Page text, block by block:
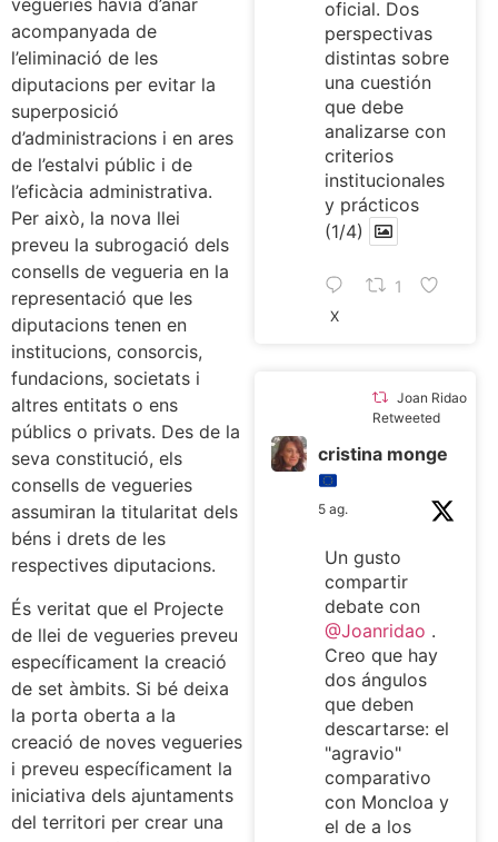
vegueries havia d’anar
acompanyada de
l’eliminació de les
diputacions per evitar la
superposició
d’administracions i en ares
de l’estalvi públic i de
l’eficàcia administrativa.
Per això, la nova llei
preveu la subrogació dels
consells de vegueria en la
representació que les
diputacions tenen en
institucions, consorcis,
fundacions, societats i
altres entitats o ens
públics o privats. Des de la
seva constitució, els
consells de vegueries
assumiran la titularitat dels
béns i drets de les
respectives diputacions.
És veritat que el Projecte
de llei de vegueries preveu
específicament la creació
de set àmbits. Si bé deixa
la porta oberta a la
creació de noves vegueries
i preveu específicament la
iniciativa dels ajuntaments
del territori per crear una
oficial. Dos
perspectivas
distintas sobre
una cuestión
que debe
analizarse con
criterios
institucionales
y prácticos
(1/4)
1
X
Joan Ridao
Retweeted
cristina monge
5 ag.
Un gusto
compartir
debate con
@Joanridao .
Creo que hay
dos ángulos
que deben
descartarse: el
"agravio"
comparativo
con Moncloa y
el de a los